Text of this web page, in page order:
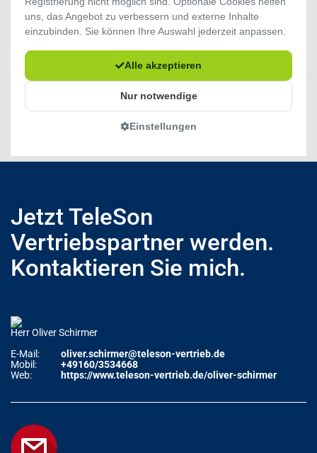
Jetzt TeleSon
Vertriebspartner werden.
Kontaktieren Sie mich.
Herr Oliver Schirmer
E-Mail:
oliver.schirmer@teleson-vertrieb.de
Mobil:
+49160/3534668
Web:
https://www.teleson-vertrieb.de/oliver-schirmer